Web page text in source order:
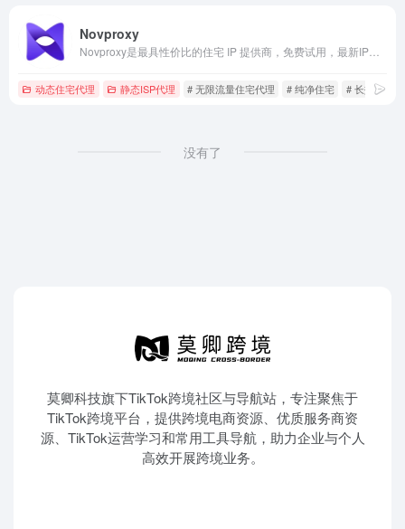
Novproxy
动态住宅代理 静态ISP代理 # 无限流量住宅代理 # 纯净住宅 # 长效ISP代
没有了
莫卿科技旗下TikTok跨境社区与导航站，专注聚焦于
TikTok跨境平台，提供跨境电商资源、优质服务商资
源、TikTok运营学习和常用工具导航，助力企业与个人
高效开展跨境业务。